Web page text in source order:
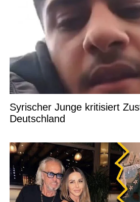
Syrischer Junge kritisiert
Deutschland